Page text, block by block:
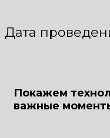
Дата
Покажем
важные